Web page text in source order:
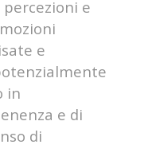
e
e
in
e di
di